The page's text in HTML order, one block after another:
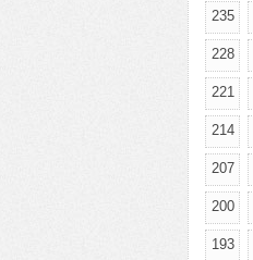
235
228
221
214
207
200
193